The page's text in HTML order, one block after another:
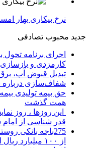
نرخ بیکاری بهار
جدید محبوب تصادفی
اجرای برنامه تحول
کارمزدی و
تبدیل قبوض آب، برق
شفاف‌سازی درباره
همت گذشت
این روزها ، روز
قدر شناسی از
275باجه بانکی
از ۱۰۰ میلیارد ریال افزایش دادند